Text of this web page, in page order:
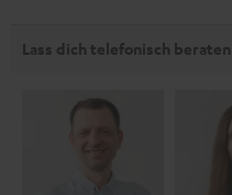
Lass dich telefonisch beraten